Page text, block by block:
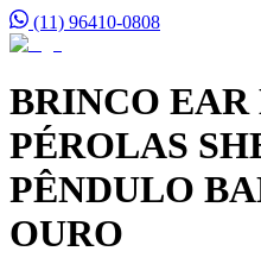
(11) 96410-0808
BRINCO
PÉROLAS
PÊNDULO
OURO